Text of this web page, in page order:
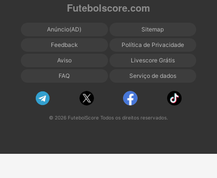
Futebolscore.com
Anúncio(AD) Sitemap
Feedback Política de Privacidade
Aviso Livescore Grátis
FAQ Serviço de dados
© 2026 FutebolScore Todos os direitos reservados.